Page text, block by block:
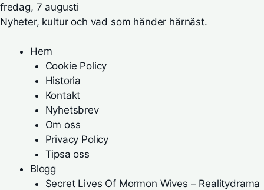
fredag, 7 augusti
Nyheter, kultur och vad som händer härnäst.
Hem
Cookie Policy
Historia
Kontakt
Nyhetsbrev
Om oss
Privacy Policy
Tipsa oss
Blogg
Secret Lives Of Mormon Wives – Realitydrama